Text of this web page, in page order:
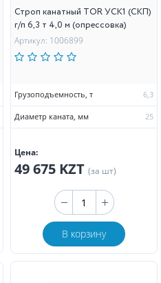
Строп канатный TOR УСК1 (СКП)
г/п 6,3 т 4,0 м (опрессовка)
Артикул: 1006899
Грузоподъемность, т 6,3
Диаметр каната, мм 25
Цена:
49 675 KZT (за шт)
В корзину